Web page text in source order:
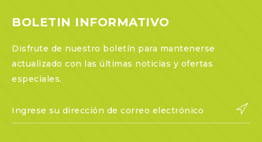
BOLETIN INFORMATIVO
Disfrute de nuestro boletín para mantenerse
actualizado con las últimas noticias y ofertas
especiales.